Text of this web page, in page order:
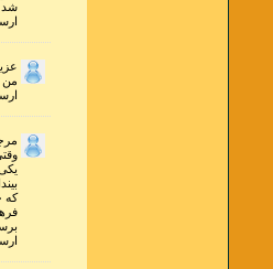
شد
ارسال
من
ارسال
که
ارسال